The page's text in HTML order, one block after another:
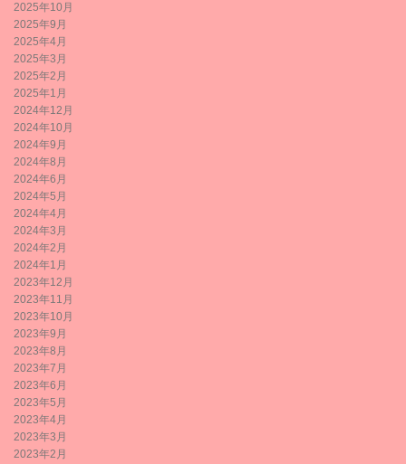
2025年10月
2025年9月
2025年4月
2025年3月
2025年2月
2025年1月
2024年12月
2024年10月
2024年9月
2024年8月
2024年6月
2024年5月
2024年4月
2024年3月
2024年2月
2024年1月
2023年12月
2023年11月
2023年10月
2023年9月
2023年8月
2023年7月
2023年6月
2023年5月
2023年4月
2023年3月
2023年2月